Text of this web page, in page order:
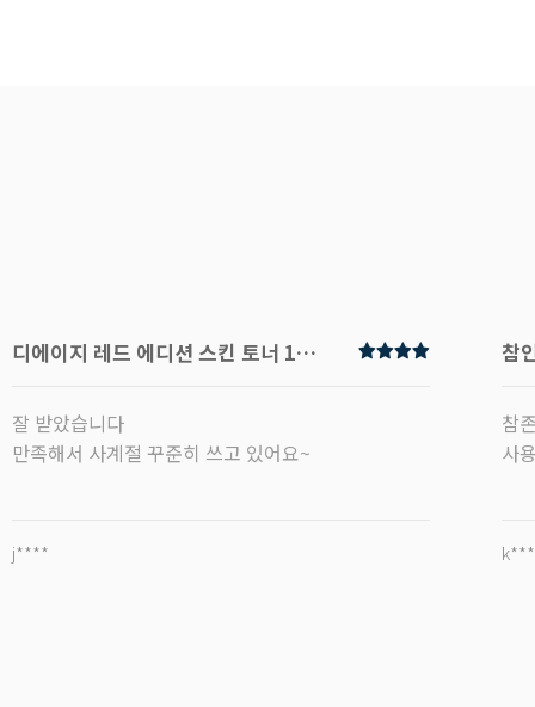
디에이지 레드 에디션 스킨 토너 120ml
잘 받았습니다
만족해서 사계절 꾸준히 쓰고 있어요~
j****
참
참
사